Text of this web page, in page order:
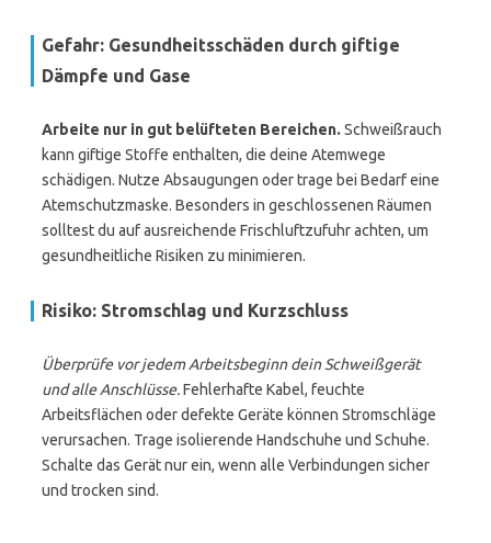
Gefahr: Gesundheitsschäden durch giftige
Dämpfe und Gase
Arbeite nur in gut belüfteten Bereichen. Schweißrauch
kann giftige Stoffe enthalten, die deine Atemwege
schädigen. Nutze Absaugungen oder trage bei Bedarf eine
Atemschutzmaske. Besonders in geschlossenen Räumen
solltest du auf ausreichende Frischluftzufuhr achten, um
gesundheitliche Risiken zu minimieren.
Risiko: Stromschlag und Kurzschluss
Überprüfe vor jedem Arbeitsbeginn dein Schweißgerät
und alle Anschlüsse.Fehlerhafte Kabel, feuchte
Arbeitsflächen oder defekte Geräte können Stromschläge
verursachen. Trage isolierende Handschuhe und Schuhe.
Schalte das Gerät nur ein, wenn alle Verbindungen sicher
und trocken sind.